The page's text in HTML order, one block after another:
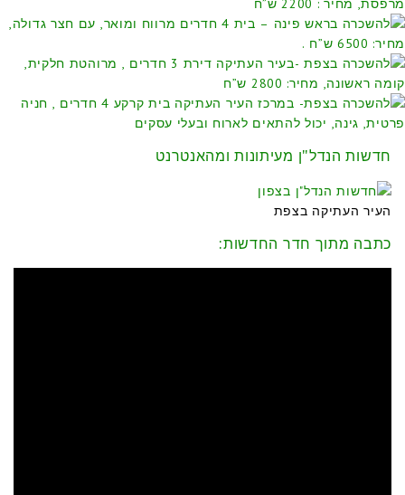
חדשות הנדל"ן מעיתונות ומהאנטרנט
העיר העתיקה בצפת
כתבה מתוך חדר החדשות: